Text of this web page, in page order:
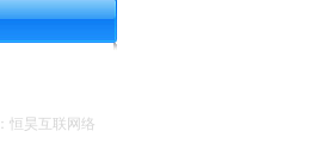
：恒昊互联网络